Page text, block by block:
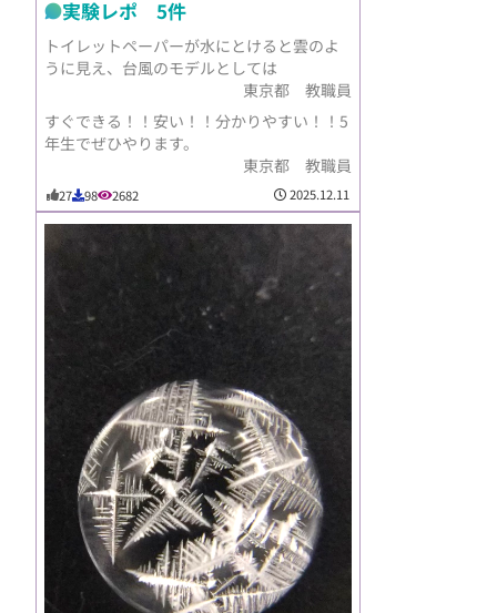
実験レポ 5件
トイレットペーパーが水にとけると雲のよ
うに見え、台風のモデルとしては
東京都 教職員
すぐできる！！安い！！分かりやすい！！5
年生でぜひやります。
東京都 教職員
27 98 2682 2025.12.11